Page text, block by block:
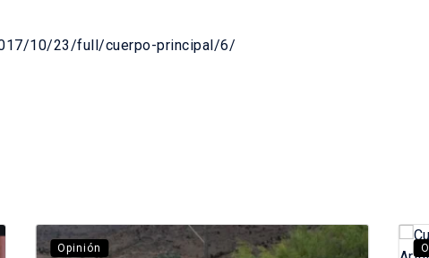
10/23/full/cuerpo-principal/6/
Opinión